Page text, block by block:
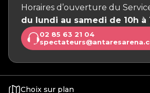
Horaires d’ouverture du
du lundi au samedi de 10h à
02 85 63 21 04
Choix sur plan